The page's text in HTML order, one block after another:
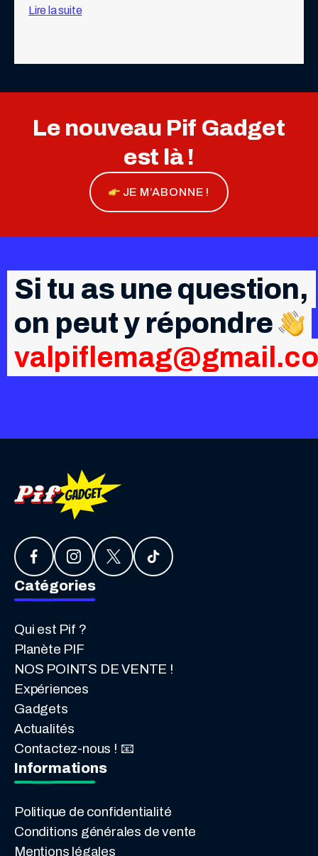
permet de visualiser les différentes étapes
Lire la suite
Le nouveau Pif Gadget
est là !
JE M’ABONNE !
Si tu as une question,
on peut y répondre
Catégories
Qui est Pif ?
Planète PIF
NOS POINTS DE VENTE !
Expériences
Gadgets
Actualités
Contactez-nous ! 📧
Informations
Politique de confidentialité
Conditions générales de vente
Mentions légales